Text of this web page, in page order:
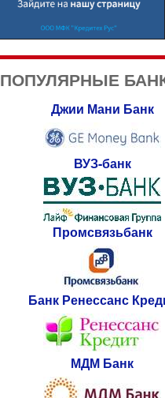
ПОПУЛЯРНЫЕ
Джии Мани Банк
ВУЗ-банк
Промсвязьбанк
Банк Ренессанс
МДМ Банк